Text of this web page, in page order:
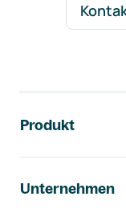
Produkt
Unternehmen